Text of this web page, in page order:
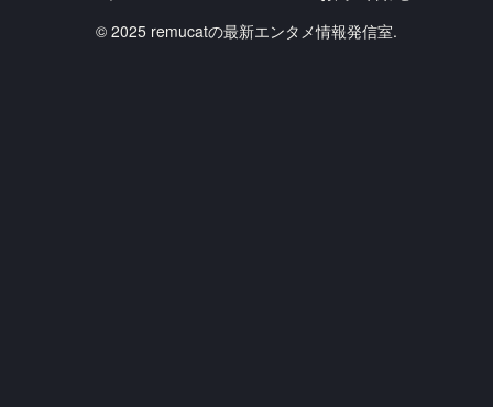
© 2025 remucatの最新エンタメ情報発信室.